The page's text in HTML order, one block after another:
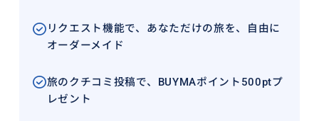
リクエスト機能で、あなただけの旅を、自由に
オーダーメイド
旅のクチコミ投稿で、BUYMAポイント500ptプ
レゼント